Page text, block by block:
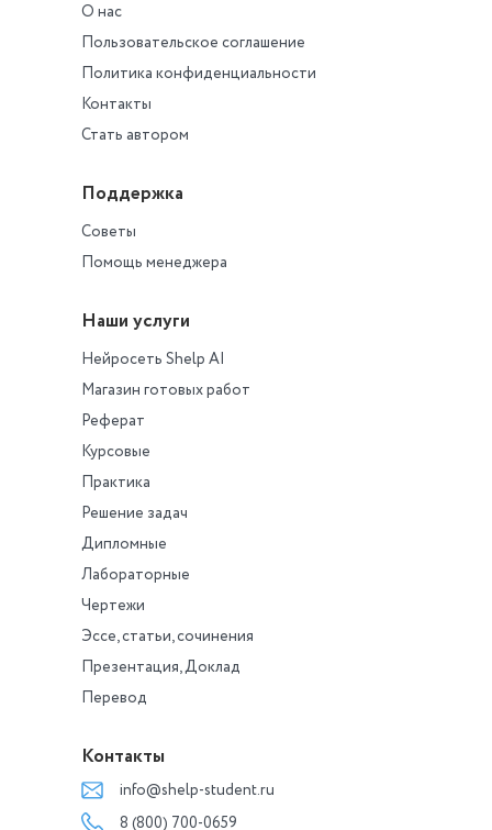
О нас
Пользовательское соглашение
Политика конфиденциальности
Контакты
Стать автором
Поддержка
Советы
Помощь менеджера
Наши услуги
Нейросеть Shelp AI
Магазин готовых работ
Реферат
Курсовые
Практика
Решение задач
Дипломные
Лабораторные
Чертежи
Эссе, статьи, сочинения
Презентация, Доклад
Перевод
Контакты
info@shelp-student.ru
8 (800) 700-0659